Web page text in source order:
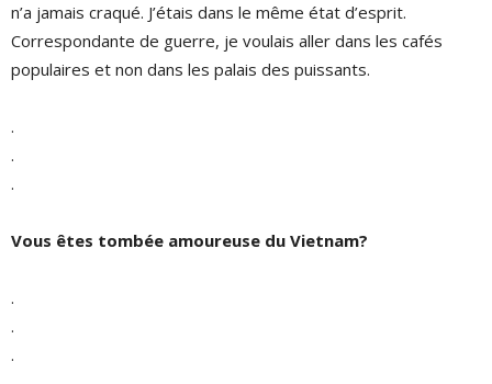
n’a jamais craqué. J’étais dans le même état d’esprit.
Correspondante de guerre, je voulais aller dans les cafés
populaires et non dans les palais des puissants.
.
.
.
Vous êtes tombée amoureuse du Vietnam?
.
.
.